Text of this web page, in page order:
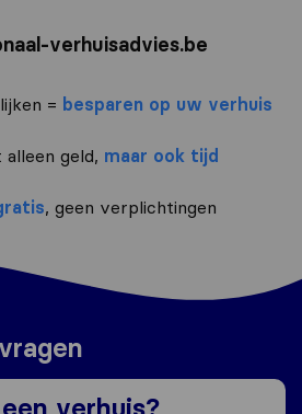
verhuisadvies.be
= besparen op uw verhuis
geld, maar ook tijd
, geen verplichtingen